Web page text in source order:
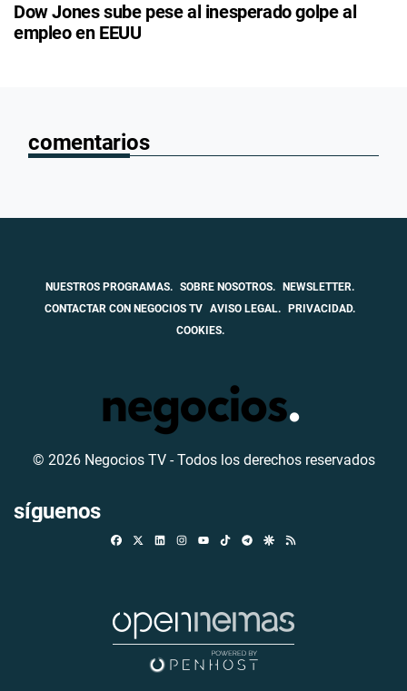
Dow Jones sube pese al inesperado golpe al
empleo en EEUU
comentarios
NUESTROS PROGRAMAS. SOBRE NOSOTROS.
NEWSLETTER.
CONTACTAR CON NEGOCIOS TV AVISO LEGAL.
PRIVACIDAD.
COOKIES.
© 2026 Negocios TV - Todos los derechos reservados
síguenos
FacebookLinkedinInstagramTikTokTelegramGoogle Discover